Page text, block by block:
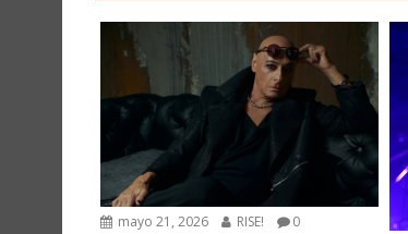
mayo 21, 2026 RISE! 0